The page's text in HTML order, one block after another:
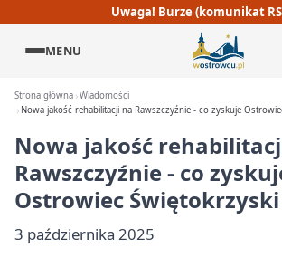
Uwaga! Burze (komunikat
MENU
Strona główna Wiadomości
Nowa jakość rehabilitacji na Rawszczyźnie - co zyskuje
Nowa jakość
Rawszczyźnie - co
Ostrowiec Świętokrzyski
3 października 2025